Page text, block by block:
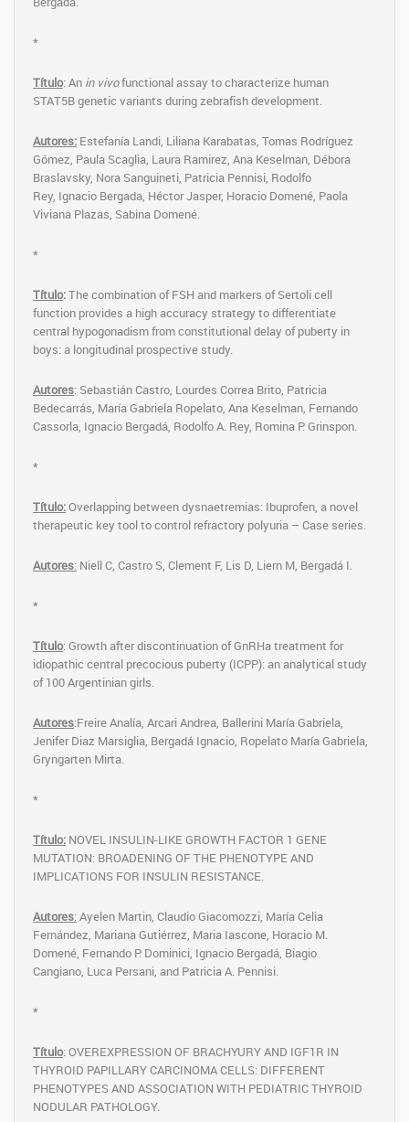
*
Título: An in vivofunctional assay to characterize human
STAT5B genetic variants during zebrafish development.
Autores: Estefanía Landi, Liliana Karabatas, Tomas Rodríguez
Gómez, Paula Scaglia, Laura Ramirez, Ana Keselman, Débora
Braslavsky, Nora Sanguineti, Patricia Pennisi, Rodolfo
Rey, Ignacio Bergada, Héctor Jasper, Horacio Domené, Paola
Viviana Plazas, Sabina Domené.
*
Título:The combination of FSH and markers of Sertoli cell
function provides a high accuracy strategy to differentiate
central hypogonadism from constitutional delay of puberty in
boys: a longitudinal prospective study.
Autores: Sebastián Castro, Lourdes Correa Brito, Patricia
Bedecarrás, María Gabriela Ropelato, Ana Keselman, Fernando
Cassorla, Ignacio Bergadá, Rodolfo A. Rey, Romina P. Grinspon.
*
Título:Overlapping between dysnaetremias: Ibuprofen, a novel
therapeutic key tool to control refractory polyuria – Case series.
Autores: Niell C, Castro S, Clement F, Lis D, Liern M, Bergadá I.
*
Título: Growth after discontinuation of GnRHa treatment for
idiopathic central precocious puberty (ICPP): an analytical study
of 100 Argentinian girls.
Autores:Freire Analía, Arcari Andrea, Ballerini María Gabriela,
Jenifer Diaz Marsiglia, Bergadá Ignacio, Ropelato María Gabriela,
Gryngarten Mirta.
*
Título: NOVEL INSULIN-LIKE GROWTH FACTOR 1 GENE
MUTATION: BROADENING OF THE PHENOTYPE AND
IMPLICATIONS FOR INSULIN RESISTANCE.
Autores:Ayelen Martin, Claudio Giacomozzi, María Celia
Fernández, Mariana Gutiérrez, Maria Iascone, Horacio M.
Domené, Fernando P. Dominici, Ignacio Bergadá, Biagio
Cangiano, Luca Persani, and Patricia A. Pennisi.
*
Título: OVEREXPRESSION OF BRACHYURY AND IGF1R ​IN
THYROID PAPILLARY CARCINOMA CELLS: DIFFERENT
PHENOTYPES AND ASSOCIATION WITH PEDIATRIC THYROID
NODULAR PATHOLOGY​.